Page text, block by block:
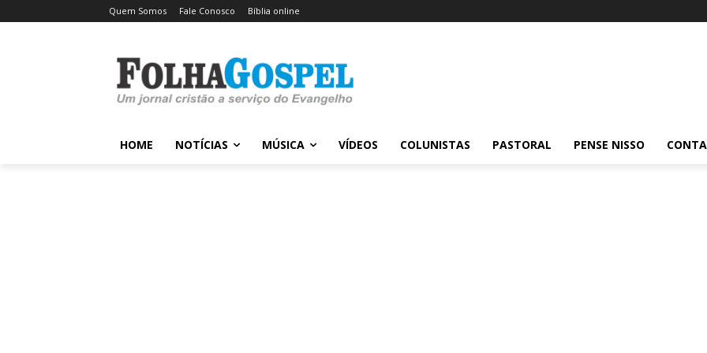
Quem Somos Fale Conosco Bíblia online
HOME NOTÍCIAS MÚSICA VÍDEOS COLUNISTAS PASTORAL PENSE NISSO